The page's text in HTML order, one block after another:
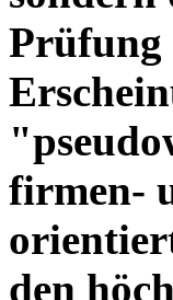
Prüfung
firmen-
den